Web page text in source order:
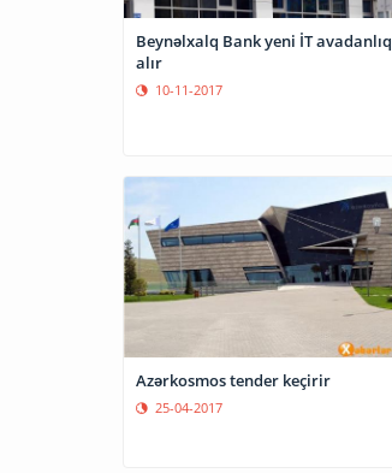
Beynəlxalq Bank yeni İT avadanlıq
alır
10-11-2017
Azərkosmos tender keçirir
25-04-2017